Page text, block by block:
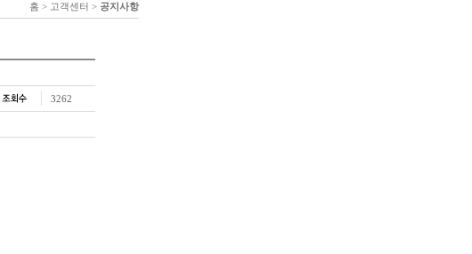
홈 > 고객센터 > 공지사항
3262